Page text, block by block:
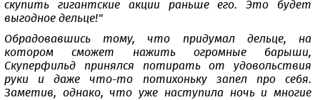
скупить гигантские акции раньше его. Это будет
выгодное дельце!"
Обрадовавшись тому, что придумал дельце, на
котором сможет нажить огромные барыши,
Скуперфильд принялся потирать от удовольствия
руки и даже что-то потихоньку запел про себя.
Заметив, однако, что уже наступила ночь и многие